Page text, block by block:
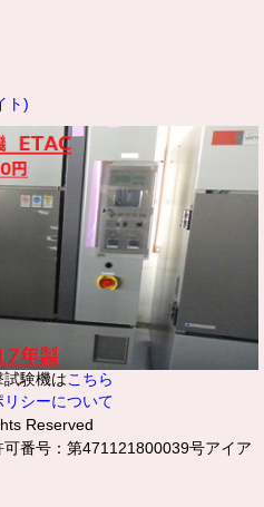
ト)
験機はこちら
シーについて
Reserved
番号：第471121800039号アイア